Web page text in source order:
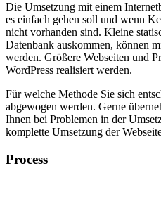
Die Umsetzung mit einem
es einfach gehen soll und wenn
nicht vorhanden sind. Kleine
Datenbank auskommen, können
werden. Größere Webseiten und
WordPress realisiert werden.
Für welche Methode Sie sich
abgewogen werden. Gerne
Ihnen bei Problemen in der
komplette Umsetzung der
Process